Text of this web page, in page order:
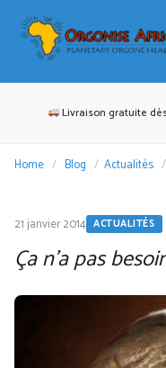
contenu
Livraison gratuite
Home / Blog / Actualités /
21 janvier 2014 ACTUALITÉS
Ça n’a pas